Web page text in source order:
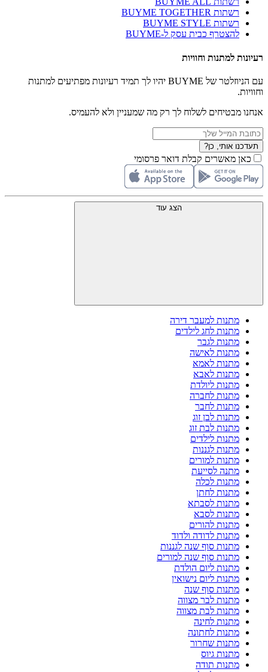
רשתות BUYME TOGETHER
רשתות BUYME STYLE
להצטרף כבית עסק ל-BUYME
רעיונות למתנות וחוויות
עם הניוזלטר של BUYME יהיו לך תמיד רעיונות מפתיעים למתנות
וחוויות.
אנחנו מבטיחים לשלוח לך רק מה שמעניין ולא להעמיס.
תעדכנו אותי, כן?
כאן מאשרים קבלת דואר פרסומי
הצג עוד
מתנות למעבר דירה
מתנות לחג לילדים
מתנות לגבר
מתנות לאישה
מתנות לאמא
מתנות לאבא
מתנות ליולדת
מתנות לחברה
מתנות לחבר
מתנות לבן זוג
מתנות לבת זוג
מתנות לילדים
מתנות לגננות
מתנות למורים
מתנה לסייעת
מתנות לכלה
מתנות לחתן
מתנות לסבתא
מתנות לסבא
מתנות להורים
מתנות לדודה ולדוד
מתנות סוף שנה לגננות
מתנות סוף שנה למורים
מתנות ליום הולדת
מתנות ליום נישואין
מתנות סוף שנה
מתנות לבר מצווה
מתנות לבת מצווה
מתנות לחינה
מתנות לחתונה
מתנות שחרור
מתנות גיוס
מתנות תודה